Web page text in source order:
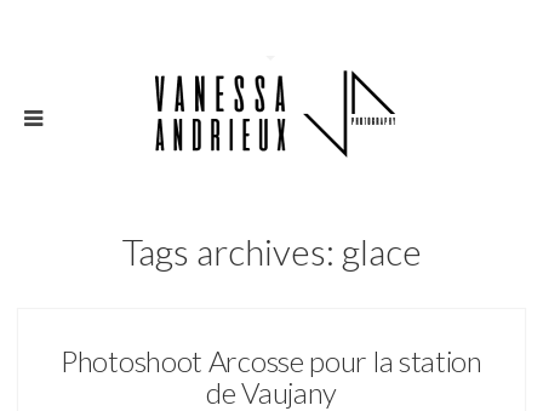
Tags archives: glace
Photoshoot Arcosse pour la station
de Vaujany